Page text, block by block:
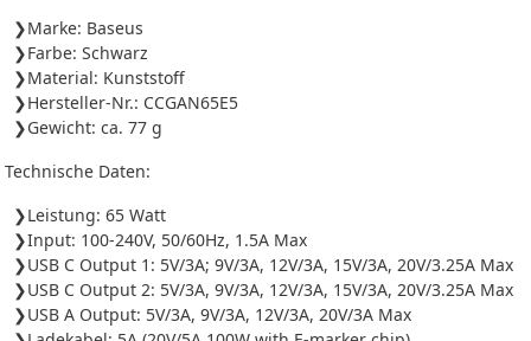
Marke: Baseus
Farbe: Schwarz
Material: Kunststoff
Hersteller-Nr.: CCGAN65E5
Gewicht: ca. 77 g
Technische Daten:
Leistung: 65 Watt
Input: 100-240V, 50/60Hz, 1.5A Max
USB C Output 1: 5V/3A; 9V/3A, 12V/3A, 15V/3A, 20V/3.25A Max
USB C Output 2: 5V/3A, 9V/3A, 12V/3A, 15V/3A, 20V/3.25A Max
USB A Output: 5V/3A, 9V/3A, 12V/3A, 20V/3A Max